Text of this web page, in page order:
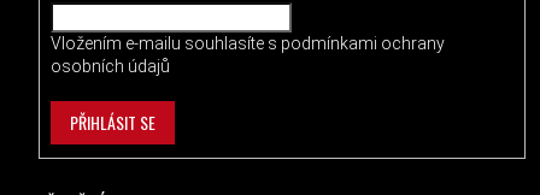
Vložením e-mailu souhlasíte s podmínkami ochrany
osobních údajů
PŘIHLÁSIT SE